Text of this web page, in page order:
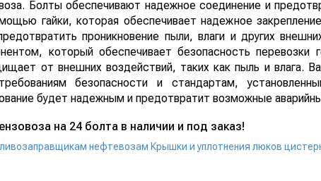
Болты обеспечивают надежное соединение и
гайки, которая обеспечивает надежное
проникновение пыли, влаги и других
который обеспечивает безопасность
от внешних воздействий, таких как пыль и влага.
безопасности и стандартам,
будет надежным и предотвратит возможные
на 24 болта в наличии и под заказ!
нефтевозам Крышки и уплотнения люков